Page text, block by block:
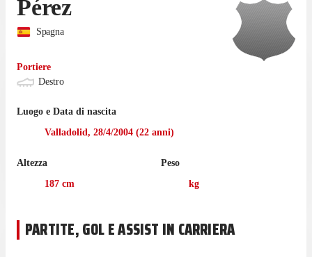
Pérez
Spagna
Portiere
Destro
Luogo e Data di nascita
Valladolid , 28/4/2004 (22 anni)
Altezza
187 cm
Peso
kg
PARTITE, GOL E ASSIST IN CARRIERA